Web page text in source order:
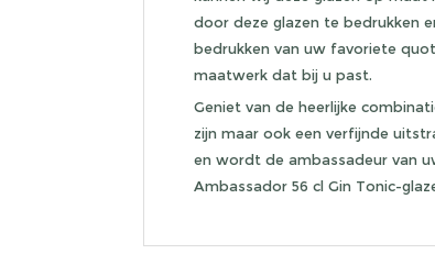
door deze glazen te bedrukken
bedrukken van uw favoriete
maatwerk dat bij u past.
Geniet van de heerlijke
zijn maar ook een verfijnde
en wordt de ambassadeur van
Ambassador 56 cl Gin Tonic-